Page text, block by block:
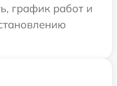
график работ и